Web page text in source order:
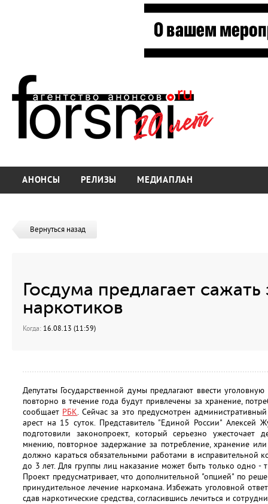
АНОНСЫ РЕЛИЗЫ МЕДИАПЛАН
Вернуться назад
Госдума предлагает
наркотиков
Когда: 16.08.13 (11:59)
Депутаты Государственной думы предлагают ввести
повторно в течение года будут привлечены за хранение,
сообщает РБК. Сейчас за это предусмотрен
арест на 15 суток. Представитель "Единой России" Алексей
подготовили законопроект, который серьезно ужесточает
мнению, повторное задержание за потребление, хранение
должно караться обязательными работами в
до 3 лет. Для группы лиц наказание может быть только одно -
Проект предусматривает, что дополнительной "опцией" по
принудительное лечение наркомана. Избежать уголовной
сдав наркотические средства, согласившись лечиться и